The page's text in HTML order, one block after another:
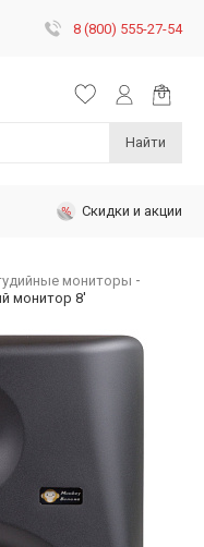
8 (800) 555-27-54
Найти
Скидки и акции
мониторы
монитор 8'